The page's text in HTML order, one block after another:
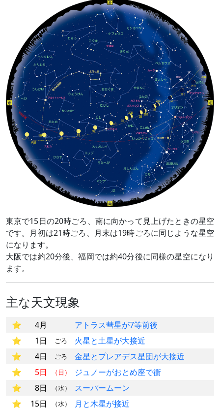
東京で15日の20時ごろ、南に向かって見上げたときの星空
です。月初は21時ごろ、月末は19時ごろに同じような星空
になります。
大阪では約20分後、福岡では約40分後に同様の星空になり
ます。
主な天文現象
4月
アトラス彗星が7等前後
1日
ごろ
火星と土星が大接近
4日
ごろ
金星とプレアデス星団が大接近
5日
（日）
ジュノーがおとめ座で衝
8日
（水）
スーパームーン
15日
（水）
月と木星が接近